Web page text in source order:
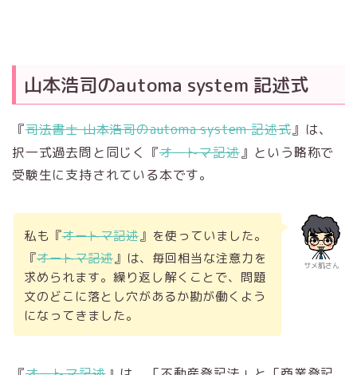
山本浩司のautoma system 記述式
『司法書士 山本浩司のautoma system 記述式』は、
択一式過去問と同じく『オートマ記述』という略称で
受験生に支持されている本です。
サメ肌さん
私も『オートマ記述』を使っていました。
『オートマ記述』は、毎回相当な注意力を
求められます。繰り返し解くことで、問題
文のどこに落とし穴があるか勘が働くよう
になってきました。